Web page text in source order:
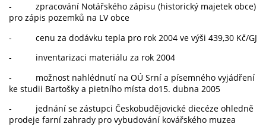
- zpracování Notářského zápisu (historický majetek obce)
pro zápis pozemků na LV obce
- cenu za dodávku tepla pro rok 2004 ve výši 439,30 Kč/GJ
- inventarizaci materiálu za rok 2004
- možnost nahlédnutí na OÚ Srní a písemného vyjádření
ke studii Bartošky a pietního místa do15. dubna 2005
- jednání se zástupci Českobudějovické diecéze ohledně
prodeje farní zahrady pro vybudování kovářského muzea